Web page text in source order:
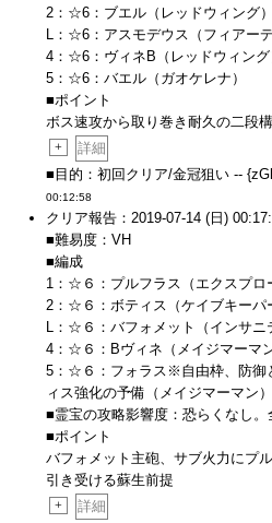
2：☆6：ブエル（レッドウィング）
L：☆6：アスモデウス（フィアーデ
4：☆6：ヴィネB（レッドウィング
5：☆6：バエル（ガオケレナ）
■ポイント
ボス速攻から取り巻き耐久の二段構
+
詳細
■目的：初回クリア/金冠狙い --
00:12:58
クリア報告：2019-07-14 (日)
■難易度：VH
■編成
1：☆６：プルフラス（エクスプロ
2：☆６：ボティス（ケイブキーパ
L：☆６：バフォメット（インサニ
4：☆６：Bヴィネ（メイジマーマン
5：☆６：フォラス※自由枠、防御
ィス強化の予備（メイジマーマン）
■霊宝の攻略影響度：恐らくなし。
■ポイント
バフォメット主砲、サブ火力にプ
引き受ける蘇生前提
+
詳細